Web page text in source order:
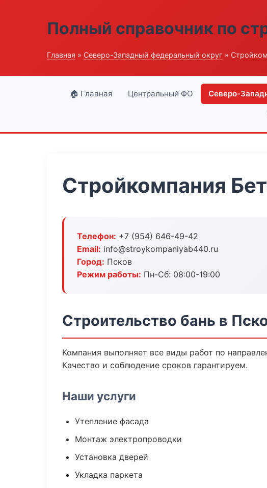
Полный справочник по
Главная » Северо-Западный федеральный округ »
🏠 Главная Центральный ФО Северо-
Стройкомпания
Телефон: +7 (954) 646-49-42
Email: info@stroykompaniyab440.ru
Город: Псков
Режим работы: Пн-Сб: 08:00-19:00
Строительство бань в
Компания выполняет все виды работ по
Качество и соблюдение сроков гарантируем.
Наши услуги
Утепление фасада
Монтаж электропроводки
Установка дверей
Укладка паркета